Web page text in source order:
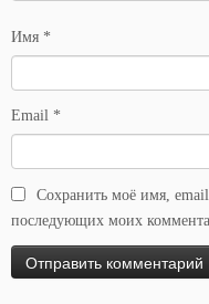
Имя *
Email *
Сохранить моё имя, email
последующих моих